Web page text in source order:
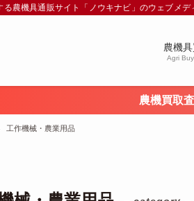
農機具通販サイト「ノウキナビ」のウェブメ
農機
Agri
農機買取
工作機械・農業用品